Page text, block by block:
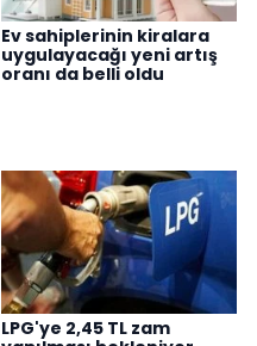
Ev sahiplerinin kiralara
uygulayacağı yeni artış
oranı da belli oldu
LPG'ye 2,45 TL zam